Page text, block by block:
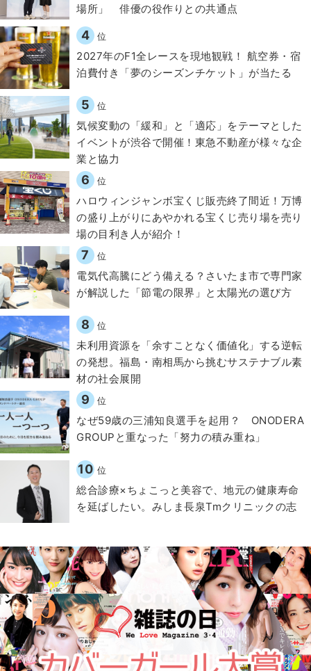
場所」 俳優の役作りとの共通点
4 位
2027年のF1全レースを現地観戦！ 航空券・宿
泊費付き「夢のシーズンチケット」が当たる
5 位
気候変動の「緩和」と「適応」をテーマとした
イベントが渋谷で開催！東急不動産が様々な企
業と協力
6 位
ハロウィンジャンボ宝くじ販売終了間近！万博
の盛り上がりにあやかれる宝くじ売り場を売り
場の目利き人が紹介！
7 位
電気代高騰にどう備える？さいたま市で専門家
が解説した「節電の限界」と太陽光の選び方
8 位
​​未利用資源を「余すことなく価値化」する逆転
の発想。福島・南相馬から挑むサステナブル素
材の社会展開​
9 位
なぜ59歳の三浦知良選手を起用？ ONODERA
GROUPと重なった「努力の積み重ね」
10 位
総合診療×ちょこっと美容で、地元の健康寿命
を延ばしたい。みしま長泉Tmクリニックの志